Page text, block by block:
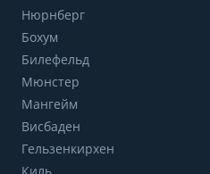
Нюрнберг
Бохум
Билефельд
Мюнстер
Мангейм
Висбаден
Гельзенкирхен